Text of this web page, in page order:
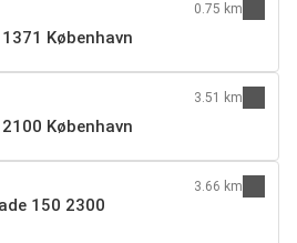
København
0.75 km
København
3.51 km
150 2300
3.66 km